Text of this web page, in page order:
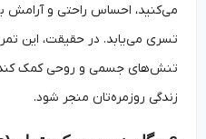
می‌کنید، احساس راحتی و آرامش
تسری می‌یابد. در حقیقت، این تمرین
تنش‌های جسمی و روحی کمک کند و
زندگی روزمره‌تان منجر شود.